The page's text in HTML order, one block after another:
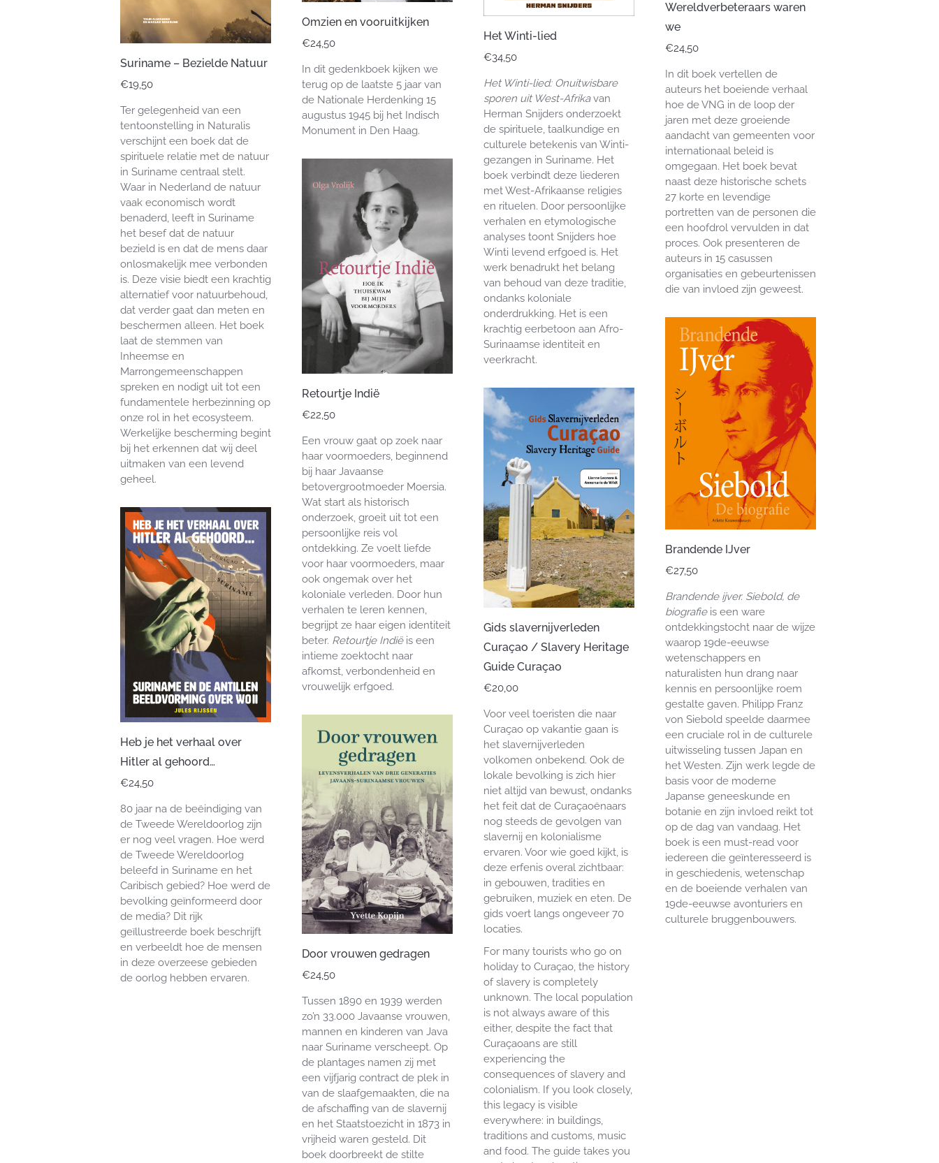
Wereldverbeteraars waren
we
€24,50
In dit boek vertellen de
auteurs het boeiende verhaal
hoe de VNG in de loop der
jaren met deze groeiende
aandacht van gemeenten voor
internationaal beleid is
omgegaan. Het boek bevat
naast deze historische schets
27 korte en levendige
portretten van de personen die
een hoofdrol vervulden in dat
proces. Ook presenteren de
auteurs in 15 casussen
organisaties en gebeurtenissen
die van invloed zijn geweest.
Het Winti-lied
€34,50
Het Winti-lied: Onuitwisbare
sporen uit West-Afrikavan
Herman Snijders onderzoekt
de spirituele, taalkundige en
culturele betekenis van Winti-
gezangen in Suriname. Het
boek verbindt deze liederen
met West-Afrikaanse religies
en rituelen. Door persoonlijke
verhalen en etymologische
analyses toont Snijders hoe
Winti levend erfgoed is. Het
werk benadrukt het belang
van behoud van deze traditie,
ondanks koloniale
onderdrukking. Het is een
krachtig eerbetoon aan Afro-
Surinaamse identiteit en
veerkracht.
Omzien en vooruitkijken
€24,50
In dit gedenkboek kijken we
terug op de laatste 5 jaar van
de Nationale Herdenking 15
augustus 1945 bij het Indisch
Monument in Den Haag.
Suriname – Bezielde Natuur
€19,50
Ter gelegenheid van een
tentoonstelling in Naturalis
verschijnt een boek dat de
spirituele relatie met de natuur
in Suriname centraal stelt.
Waar in Nederland de natuur
vaak economisch wordt
benaderd, leeft in Suriname
het besef dat de natuur
bezield is en dat de mens daar
onlosmakelijk mee verbonden
is. Deze visie biedt een krachtig
alternatief voor natuurbehoud,
dat verder gaat dan meten en
beschermen alleen. Het boek
laat de stemmen van
Inheemse en
Marrongemeenschappen
spreken en nodigt uit tot een
fundamentele herbezinning op
onze rol in het ecosysteem.
Werkelijke bescherming begint
bij het erkennen dat wij deel
uitmaken van een levend
geheel.
Retourtje Indië
€22,50
Een vrouw gaat op zoek naar
haar voormoeders, beginnend
bij haar Javaanse
betovergrootmoeder Moersia.
Wat start als historisch
onderzoek, groeit uit tot een
persoonlijke reis vol
ontdekking. Ze voelt liefde
voor haar voormoeders, maar
ook ongemak over het
koloniale verleden. Door hun
verhalen te leren kennen,
begrijpt ze haar eigen identiteit
beter. Retourtje Indiëis een
intieme zoektocht naar
afkomst, verbondenheid en
vrouwelijk erfgoed.
Brandende IJver
€27,50
Brandende ijver. Siebold, de
biografieis een ware
ontdekkingstocht naar de wijze
waarop 19de-eeuwse
wetenschappers en
naturalisten hun drang naar
kennis en persoonlijke roem
gestalte gaven. Philipp Franz
von Siebold speelde daarmee
een cruciale rol in de culturele
uitwisseling tussen Japan en
het Westen. Zijn werk legde de
basis voor de moderne
Japanse geneeskunde en
botanie en zijn invloed reikt tot
op de dag van vandaag. Het
boek is een must-read voor
iedereen die geïnteresseerd is
in geschiedenis, wetenschap
en de boeiende verhalen van
19de-eeuwse avonturiers en
culturele bruggenbouwers.
Gids slavernijverleden
Curaçao / Slavery Heritage
Guide Curaçao
€20,00
Voor veel toeristen die naar
Curaçao op vakantie gaan is
het slavernijverleden
volkomen onbekend. Ook de
lokale bevolking is zich hier
niet altijd van bewust, ondanks
het feit dat de Curaçaoënaars
nog steeds de gevolgen van
slavernij en kolonialisme
ervaren. Voor wie goed kijkt, is
deze erfenis overal zichtbaar:
in gebouwen, tradities en
gebruiken, muziek en eten. De
gids voert langs ongeveer 70
locaties.
For many tourists who go on
holiday to Curaçao, the history
of slavery is completely
unknown. The local population
is not always aware of this
either, despite the fact that
Curaçaoans are still
experiencing the
consequences of slavery and
colonialism. If you look closely,
this legacy is visible
everywhere: in buildings,
traditions and customs, music
and food. The guide takes you
Heb je het verhaal over
Hitler al gehoord…
€24,50
80 jaar na de beëindiging van
de Tweede Wereldoorlog zijn
er nog veel vragen. Hoe werd
de Tweede Wereldoorlog
beleefd in Suriname en het
Caribisch gebied? Hoe werd de
bevolking geïnformeerd door
de media? Dit rijk
geïllustreerde boek beschrijft
en verbeeldt hoe de mensen
in deze overzeese gebieden
de oorlog hebben ervaren.
Door vrouwen gedragen
€24,50
Tussen 1890 en 1939 werden
zo’n 33.000 Javaanse vrouwen,
mannen en kinderen van Java
naar Suriname verscheept. Op
de plantages namen zij met
een vijfjarig contract de plek in
van de slaafgemaakten, die na
de afschaffing van de slavernij
en het Staatstoezicht in 1873 in
vrijheid waren gesteld. Dit
boek doorbreekt de stilte